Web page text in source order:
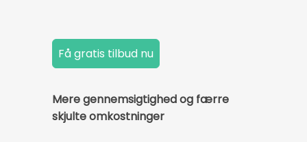
Mere gennemsigtighed og færre
skjulte omkostninger